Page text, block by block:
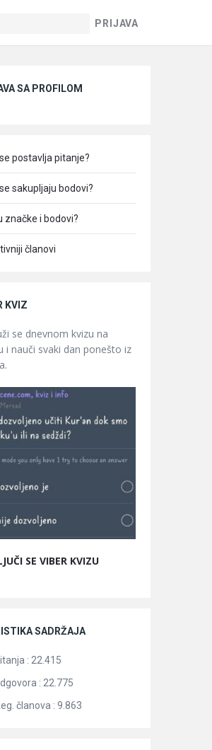
PRIJAVA
SA PROFILOM
postavlja pitanje?
sakupljaju bodovi?
značke i bodovi?
članovi
KVIZ
se dnevnom kvizu na
i nauči svaki dan ponešto iz
SE VIBER KVIZU
SADRŽAJA
: 22.415
: 22.775
članova : 9.863